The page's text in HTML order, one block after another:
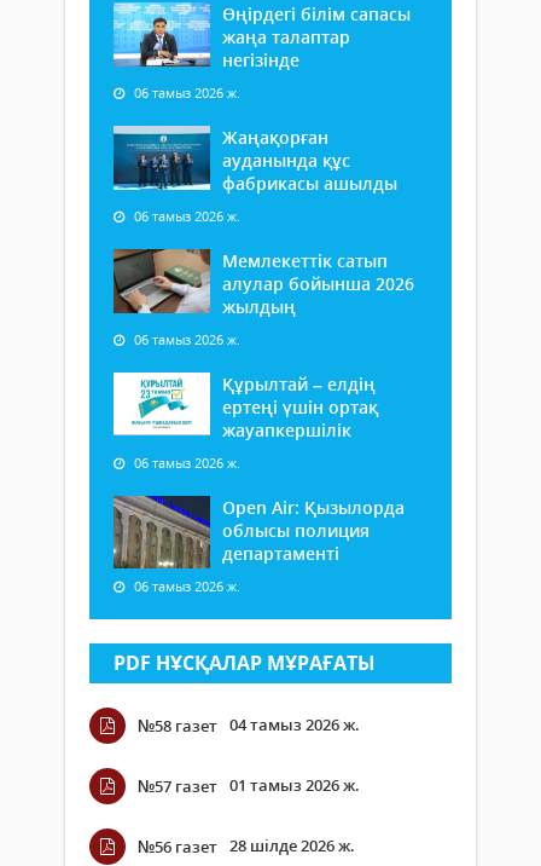
Өңірдегі білім сапасы
жаңа талаптар
негізінде
06 тамыз 2026 ж.
Жаңақорған
ауданында құс
фабрикасы ашылды
06 тамыз 2026 ж.
Мемлекеттік сатып
алулар бойынша 2026
жылдың
06 тамыз 2026 ж.
Құрылтай – елдің
ертеңі үшін ортақ
жауапкершілік
06 тамыз 2026 ж.
Open Air: Қызылорда
облысы полиция
департаменті
06 тамыз 2026 ж.
PDF НҰСҚАЛАР МҰРАҒАТЫ
№58 газет 04 тамыз 2026 ж.
№57 газет 01 тамыз 2026 ж.
№56 газет 28 шілде 2026 ж.